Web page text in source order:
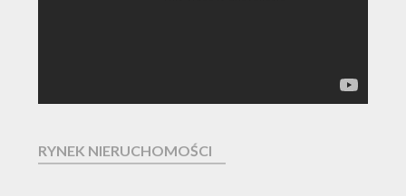
RYNEK NIERUCHOMOŚCI